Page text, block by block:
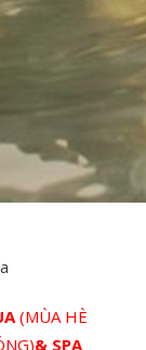
(MÙA HÈ
& SPA